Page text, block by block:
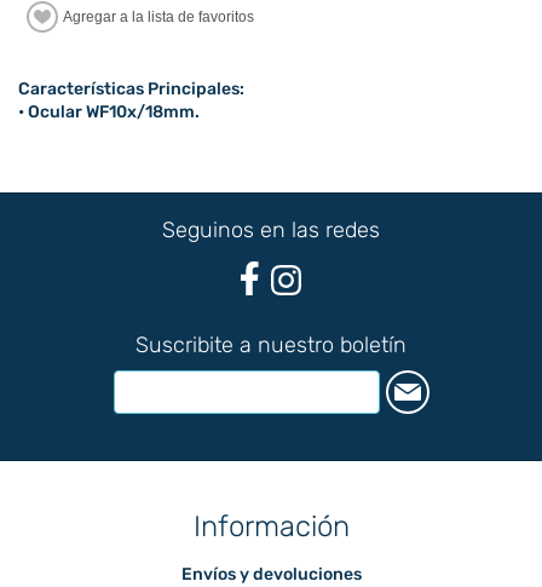
Características Principales:
• Ocular WF10x/18mm.
Seguinos en las redes
Suscribite a nuestro boletín
Información
Envíos y devoluciones